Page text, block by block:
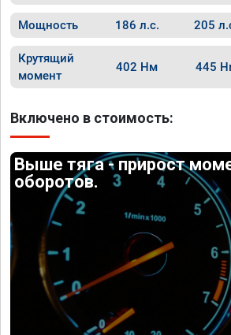
Мощность 186 л.с. 205
Крутящий
момент
402 Нм 445
Включено в стоимость:
Выше тяга - прирост
оборотов.